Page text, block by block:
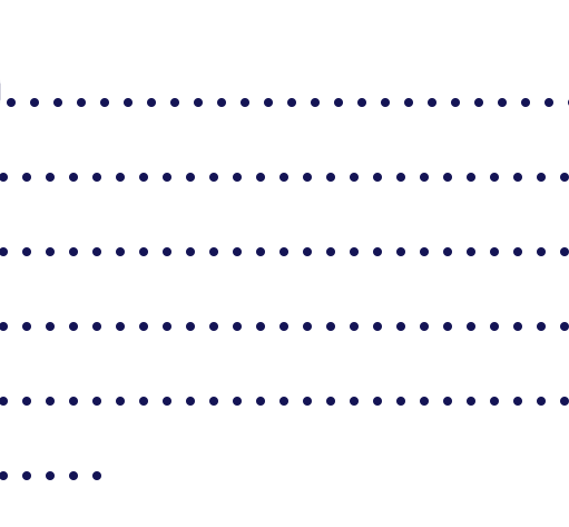
. . . . . . . . . . . . . . . . . . . . .
. . . . . . . . . . . . . . . . . . . . .
. . . . . . . . . . . . . . . . . . . . .
. . . . . . . . . . . . . . . . . . . . .
. . . . . . . . . . . . . . . . . . . . .
. . . .